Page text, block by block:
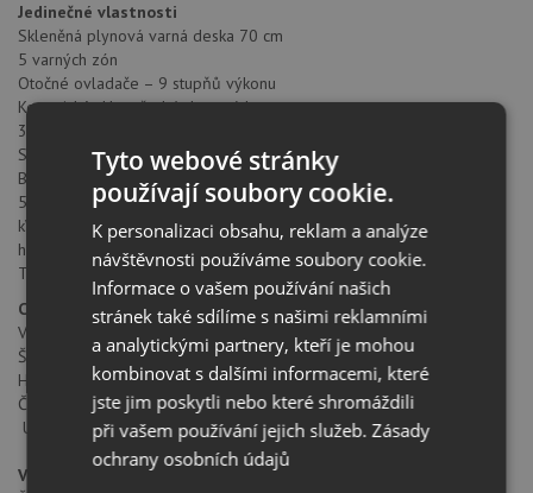
Jedinečné vlastnosti
Skleněná plynová varná deska 70 cm
5 varných zón
Otočné ovladače – 9 stupňů výkonu
Keramické sklo, přední zkosená hrana
3 samostatné litinové mřížky
Systém automatického zapalování
Bezpečnostní automatický zámek
5 varných zón: 1 trojitý kruhový hořák (4,00 kW) 1 rychlý hořák (2,7
kW), 1 střední hořák (1,75 kW), 1 střední hořák (1,4 kW), 1 pomocný
hořák (1 kW)
Typ plynu: zemní (možnost dokoupení trysek na PB)
Celkové rozměry
Výška produktu (mm): 98
Šířka produktu (mm): 700
Hloubka produktu (mm): 510
Čistá hmotnost (kg): 13,5
Ukázat technický nákres
Vhodné rozměry
Tyto webové stránky
používají soubory cookie.
K personalizaci obsahu, reklam a analýze
návštěvnosti používáme soubory cookie.
Informace o vašem používání našich
stránek také sdílíme s našimi reklamními
a analytickými partnery, kteří je mohou
kombinovat s dalšími informacemi, které
jste jim poskytli nebo které shromáždili
při vašem používání jejich služeb.Zásady
ochrany osobních údajů